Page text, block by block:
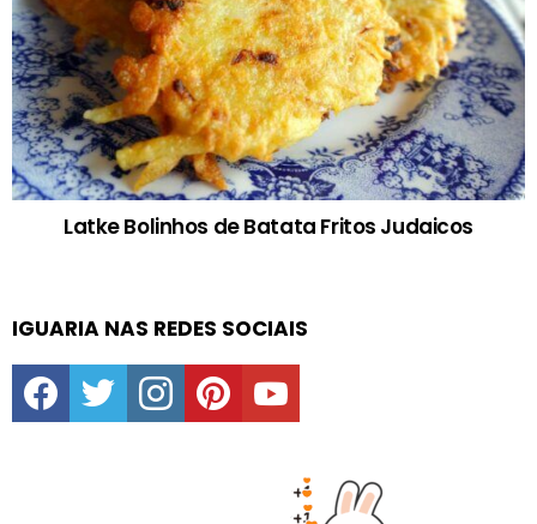
Latke Bolinhos de Batata Fritos Judaicos
IGUARIA NAS REDES SOCIAIS
facebooktwitter instagrampinterestyoutube